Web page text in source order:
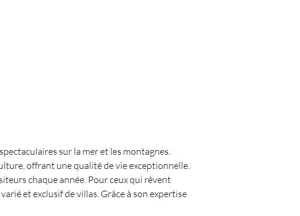
sur la mer et les montagnes.
offrant une qualité de vie exceptionnelle.
chaque année. Pour ceux qui rêvent
et exclusif de villas. Grâce à son expertise